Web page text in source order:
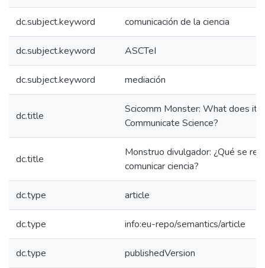
dc.subject.keyword comunicación de la ciencia
dc.subject.keyword ASCTeI
dc.subject.keyword mediación
dc.title
Scicomm Monster: What does it
Communicate Science?
dc.title
Monstruo divulgador: ¿Qué se
comunicar ciencia?
dc.type article
dc.type info:eu-repo/semantics/article
dc.type publishedVersion